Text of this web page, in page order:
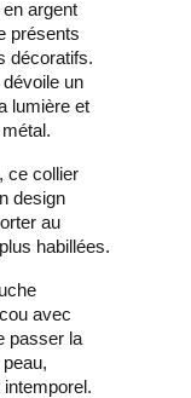
argent
présents
décoratifs.
un
lumière et
ce collier
design
au
habillées.
avec
passer la